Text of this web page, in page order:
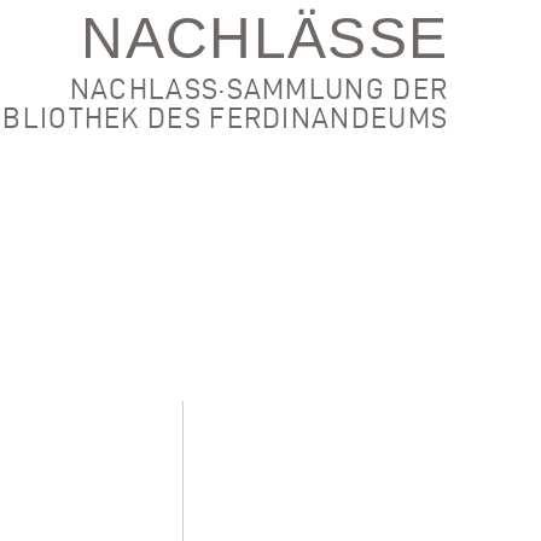
NACHLÄSSE
NACHLASS·SAMMLUNG DER
DES FERDINANDEUMS